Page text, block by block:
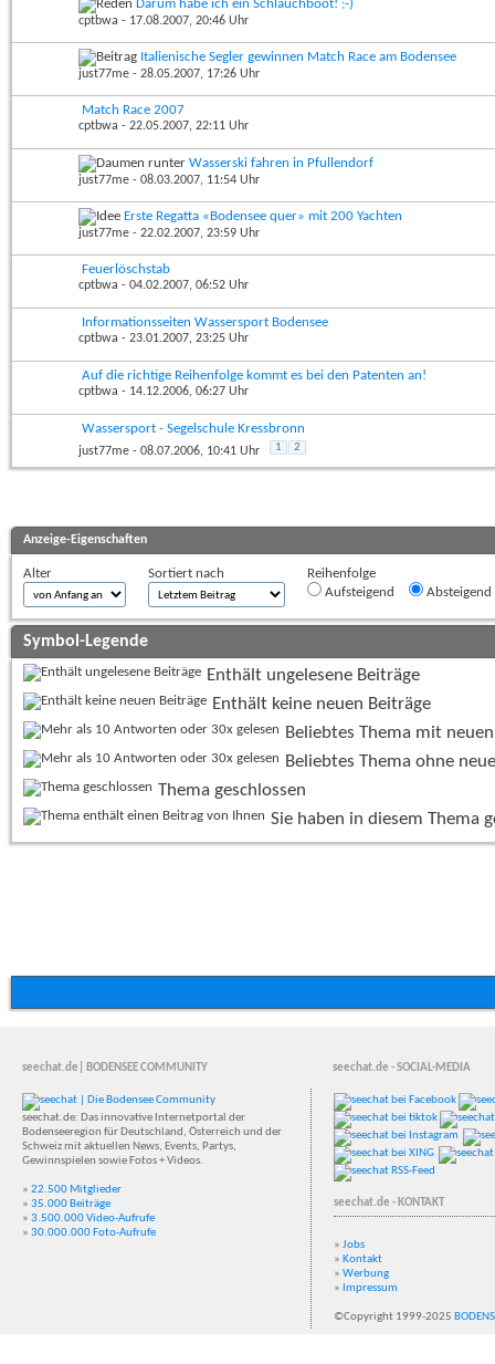
Darum habe ich ein Schlauchboot! ;-)
cptbwa - 17.08.2007, 20:46 Uhr
Italienische Segler gewinnen Match Race am Bodensee
just77me - 28.05.2007, 17:26 Uhr
Match Race 2007
cptbwa - 22.05.2007, 22:11 Uhr
Wasserski fahren in Pfullendorf
just77me - 08.03.2007, 11:54 Uhr
Erste Regatta «Bodensee quer» mit 200 Yachten
just77me - 22.02.2007, 23:59 Uhr
Feuerlöschstab
cptbwa - 04.02.2007, 06:52 Uhr
Informationsseiten Wassersport Bodensee
cptbwa - 23.01.2007, 23:25 Uhr
Auf die richtige Reihenfolge kommt es bei den Patenten an!
cptbwa - 14.12.2006, 06:27 Uhr
Wassersport - Segelschule Kressbronn
just77me - 08.07.2006, 10:41 Uhr 1 2
Anzeige-Eigenschaften
Alter Sortiert nach
Reihenfolge
Aufsteigend
Absteigend
Symbol-Legende
Enthält ungelesene Beiträge
Enthält keine neuen Beiträge
Beliebtes Thema mit
Beliebtes Thema ohne
Thema geschlossen
Sie haben in diesem Thema
seechat.de| BODENSEE COMMUNITY seechat.de - SOCIAL-MEDIA
seechat.de: Das innovative Internetportal der
Bodenseeregion für Deutschland, Österreich und der
Schweiz mit aktuellen News, Events, Partys,
Gewinnspielen sowie Fotos + Videos.
» 22.500 Mitglieder
» 35.000 Beiträge
» 3.500.000 Video-Aufrufe
» 30.000.000 Foto-Aufrufe
seechat.de - KONTAKT
» Jobs
» Kontakt
» Werbung
» Impressum
©Copyright 1999-2025